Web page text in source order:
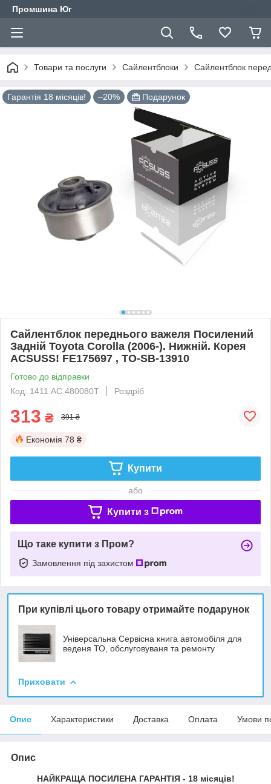
Промшина Юг
Товари та послуги Сайлентблоки Сайлентблок
Гарантія 18 місяців! –20% Подарунок
Сайлентблок переднього важеля Посилений
Задній Toyota Corolla (2006-). Нижній. Корея
ACSUSS! FE175697 , TO-SB-13910
Готово до відправки
Код: 1411.AC.480080T
Роздріб
313 ₴ 391 ₴
Економія 78 ₴
Купити
або
Купити з
Що таке купити з Пром?
Замовлення під захистом
При купівлі цього товару отримайте подарунок
Універсальна Сервісна книга автомобіля для
веденя ТО, обслуговуваня та ремонту
Приховати
Опис Характеристики Доставка Оплата Умови
Опис
НАЙКРАЩА ПОСИЛЕНА ГАРАНТІЯ - 18 місяців!